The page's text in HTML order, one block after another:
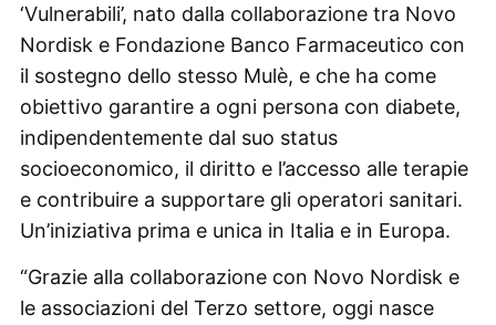
‘Vulnerabili’, nato dalla collaborazione tra Novo
Nordisk e Fondazione Banco Farmaceutico con
il sostegno dello stesso Mulè, e che ha come
obiettivo garantire a ogni persona con diabete,
indipendentemente dal suo status
socioeconomico, il diritto e l’accesso alle terapie
e contribuire a supportare gli operatori sanitari.
Un’iniziativa prima e unica in Italia e in Europa.
“Grazie alla collaborazione con Novo Nordisk e
le associazioni del Terzo settore, oggi nasce